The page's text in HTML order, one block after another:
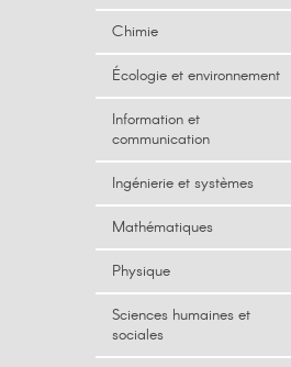
Chimie
Écologie et environnement
Information et
communication
Ingénierie et systèmes
Mathématiques
Physique
Sciences humaines et
sociales